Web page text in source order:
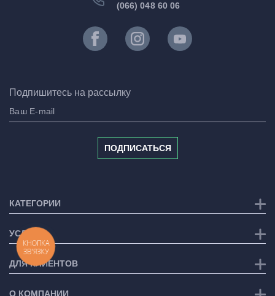
(066) 048 60 06
Подпишитесь на рассылку
ПОДПИСАТЬСЯ
КАТЕГОРИИ
УСЛУГИ
ДЛЯ КЛИЕНТОВ
О КОМПАНИИ
КНОПКА
ЗВ'ЯЗКУ